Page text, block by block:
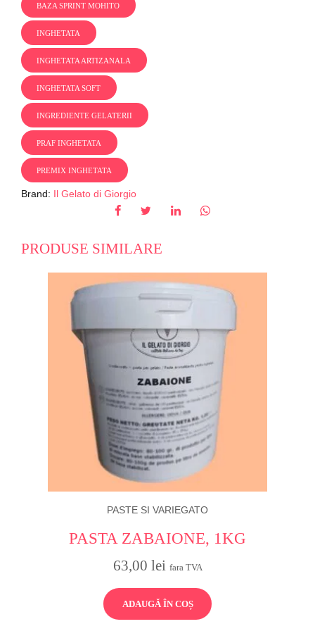
BAZA SPRINT MOHITO
INGHETATA
INGHETATA ARTIZANALA
INGHETATA SOFT
INGREDIENTE GELATERII
PRAF INGHETATA
PREMIX INGHETATA
Brand: Il Gelato di Giorgio
PRODUSE SIMILARE
PASTE SI VARIEGATO
PASTA ZABAIONE, 1KG
63,00 lei fara TVA
ADAUGĂ ÎN COȘ